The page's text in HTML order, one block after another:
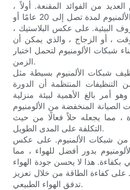
من الفوائد المقنعة. أولاً ،
متانتها لا مثيل لها. يمكن أن يستمر الألمنيوم لمدة تصل إلى 20 عامًا أو
البيئية. على عكس البلاستيك ،
، أو الزجاج ، والذي يمكن أن
شبكات الألومنيوم لتحمل اختبار
الزمن.
شبكات الألمنيوم بسيطة مثل
المنتظمة أن الدورة
أمر بالغ الأهمية لبيئة منزلية
المنخفضة من الألومنيوم
، مما يجعله حلاً فعالًا من حيث
التكلفة على المدى الطويل.
من شبكات الألمنيوم. على عكس
بدور أفضل للهواء ، مما
بكفاءة. هذا لا يحسن جودة الهواء
كفاءة الطاقة من خلال تعزيز
تدفق الهواء الطبيعي.